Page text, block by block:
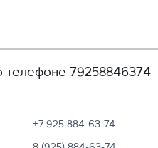
телефоне 79258846374
+7 925 884-63-74